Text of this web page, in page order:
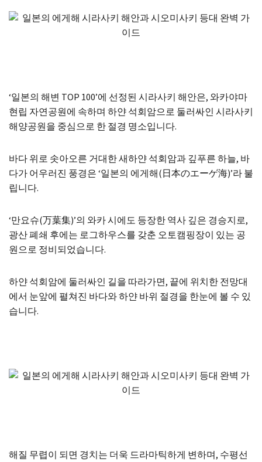
‘일본의 해변 TOP 100’에 선정된 시라사키 해안은, 와카야마
현립 자연공원에 속하며 하얀 석회암으로 둘러싸인 시라사키
해양공원을 중심으로 한 절경 명소입니다.
바다 위로 솟아오른 거대한 새하얀 석회암과 깊푸른 하늘, 바
다가 어우러진 풍경은 ‘일본의 에게해(日本のエーゲ海)’라 불
립니다.
‘만요슈(万葉集)’의 와카 시에도 등장한 역사 깊은 경승지로,
광산 폐쇄 후에는 로그하우스를 갖춘 오토캠핑장이 있는 공
원으로 정비되었습니다.
하얀 석회암에 둘러싸인 길을 따라가면, 끝에 위치한 전망대
에서 눈앞에 펼쳐진 바다와 하얀 바위 절경을 한눈에 볼 수 있
습니다.
해질 무렵이 되면 경치는 더욱 드라마틱하게 변하며, 수평선